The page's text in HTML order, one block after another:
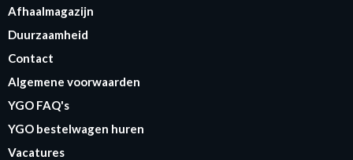
Afhaalmagazijn
Duurzaamheid
Contact
Algemene voorwaarden
YGO FAQ's
YGO bestelwagen huren
Vacatures